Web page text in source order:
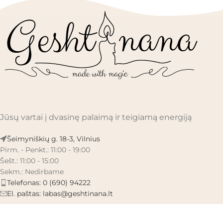
Jūsų vartai į dvasinę palaimą ir teigiamą energiją
Šeimyniškių g. 18-3, Vilnius
Pirm. - Penkt.: 11:00 - 19:00
Šešt.: 11:00 - 15:00
Sekm.: Nedirbame
Telefonas: 0 (690) 94222
El. paštas: labas@geshtinana.lt